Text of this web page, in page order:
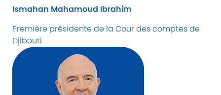
Ismahan Mahamoud Ibrahim
Première présidente de la Cour des comptes de
Djibouti